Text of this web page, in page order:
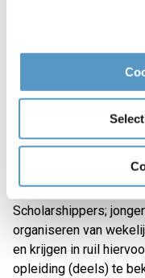
samen kunnen
wilt doen: er is ruimte
hier daarom ook
deze plek niet alleen
toegankelijk voor de
Vanaf september
Welzijnskwartier ook
Scholarshippers;
organiseren van
en krijgen in ruil
opleiding (deels) te